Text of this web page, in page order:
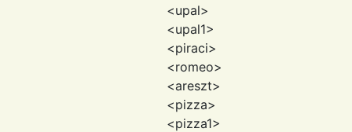
<upal>
<upal1>
<piraci>
<romeo>
<areszt>
<pizza>
<pizza1>